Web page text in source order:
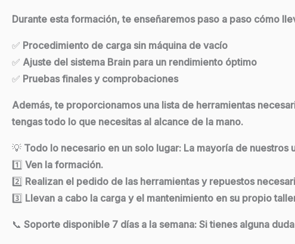
Durante esta formación, te enseñaremos paso a paso cómo
✅ Procedimiento de carga sin máquina de vacío
✅ Ajuste del sistema Brain para un rendimiento óptimo
✅ Pruebas finales y comprobaciones
Además, te proporcionamos una lista de herramientas
tengas todo lo que necesitas al alcance de la mano.
💡 Todo lo necesario en un solo lugar: La mayoría de nuestros
1️⃣ Ven la formación.
2️⃣ Realizan el pedido de las herramientas y repuestos
3️⃣ Llevan a cabo la carga y el mantenimiento en su propio
📞 Soporte disponible 7 días a la semana: Si tienes alguna